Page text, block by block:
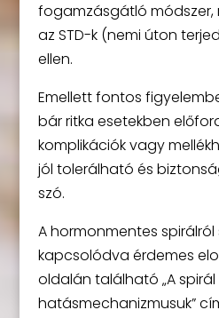
fogamzásgátló módszer,
az STD-k (nemi úton
ellen.
Emellett fontos
bár ritka esetekben
komplikációk vagy
jól tolerálható és
szó.
A hormonmentes spirálról
kapcsolódva érdemes
oldalán található „A
hatásmechanizmusuk”